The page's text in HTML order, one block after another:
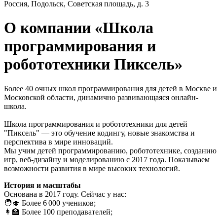
Россия, Подольск, Советская площадь, д. 3
О компании «Школа
программирования и
робототехники Пиксель»
Более 40 очных школ программирования для детей в Москве и
Московской области, динамично развивающаяся онлайн-
школа.
Школа программирования и робототехники для детей
"Пиксель" — это обучение кодингу, новые знакомства и
перспектива в мире инноваций.
Мы учим детей программированию, робототехнике, созданию
игр, веб-дизайну и моделированию с 2017 года. Показываем
возможности развития в мире высоких технологий.
История и масштабы
Основана в 2017 году. Сейчас у нас:
🧑‍🎓 Более 6 000 учеников;
👩‍🏫 Более 100 преподавателей;